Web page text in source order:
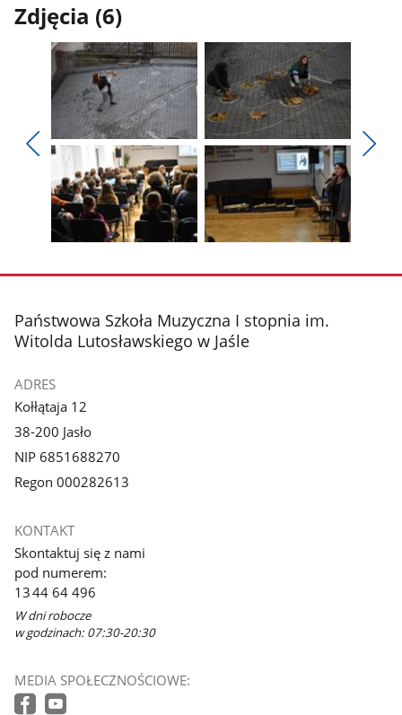
Zdjęcia (6)
poprzednie
zdjęcia
Pokaż
zdjęcie
1
z
galerii.
Pokaż
zdjęcie
2
z
galerii.
zdjęcie
galerii.
zdjęcie
galerii.
stopka
Państwowa Szkoła Muzyczna I stopnia im.
Witolda Lutosławskiego w Jaśle
ADRES
Kołłątaja 12
38-200 Jasło
NIP 6851688270
Regon 000282613
KONTAKT
Skontaktuj się z nami
pod numerem:
13 44 64 496
W dni robocze
w godzinach: 07:30-20:30
MEDIA SPOŁECZNOŚCIOWE: